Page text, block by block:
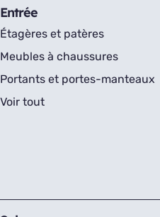
Entrée
Étagères et patères
Meubles à chaussures
Portants et portes-manteaux
Voir tout